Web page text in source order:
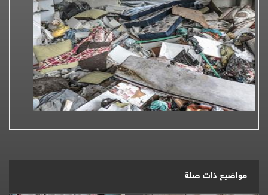
مواضيع ذات صلة